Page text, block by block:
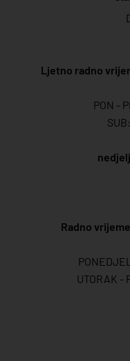
Ljetno radno
PON -
Radno
UTORAK -